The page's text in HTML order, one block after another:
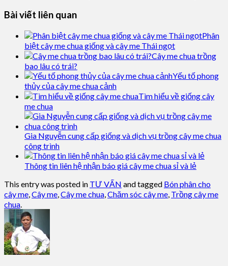
Bài viết liên quan
Phân
biệt cây me chua giống và cây me Thái ngọt
Cây me chua trồng
bao lâu có trái?
Yếu tố phong
thủy của cây me chua cảnh
Tìm hiểu về giống cây
me chua
Gia Nguyễn cung cấp giống và dịch vụ trồng cây me chua
công trình
Thông tin liên hệ nhận báo giá cây me chua sỉ và lẻ
This entry was posted in TƯ VẤN and tagged Bón phân cho
cây me,Cây me,Cây me chua,Chăm sóc cây me, Trồng cây me
chua.